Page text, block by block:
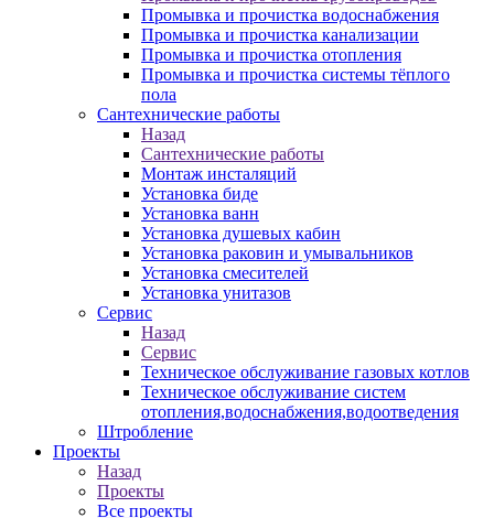
Промывка и прочистка водоснабжения
Промывка и прочистка канализации
Промывка и прочистка отопления
Промывка и прочистка системы тёплого
пола
Сантехнические работы
Назад
Сантехнические работы
Монтаж инсталяций
Установка биде
Установка ванн
Установка душевых кабин
Установка раковин и умывальников
Установка смесителей
Установка унитазов
Сервис
Назад
Сервис
Техническое обслуживание газовых котлов
Техническое обслуживание систем
отопления,водоснабжения,водоотведения
Штробление
Проекты
Назад
Проекты
Все проекты